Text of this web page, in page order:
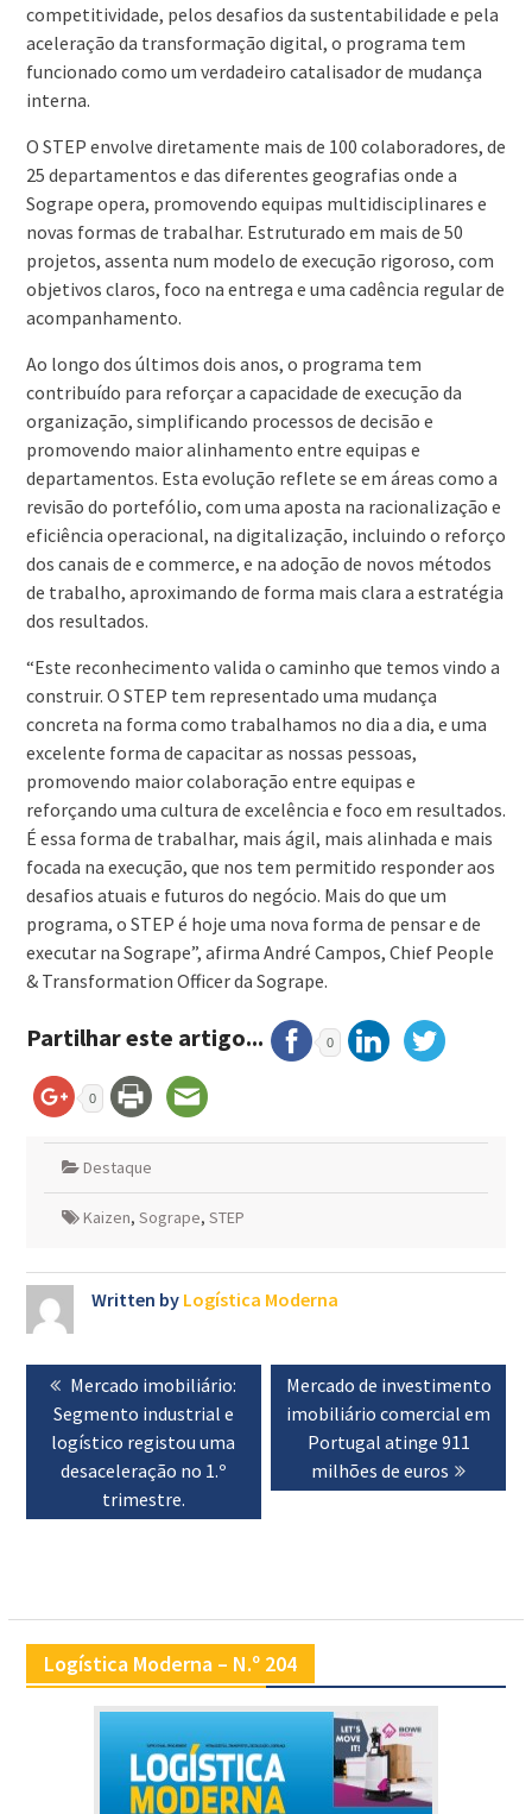
competitividade, pelos desafios da sustentabilidade e pela
aceleração da transformação digital, o programa tem
funcionado como um verdadeiro catalisador de mudança
interna.
O STEP envolve diretamente mais de 100 colaboradores, de
25 departamentos e das diferentes geografias onde a
Sogrape opera, promovendo equipas multidisciplinares e
novas formas de trabalhar. Estruturado em mais de 50
projetos, assenta num modelo de execução rigoroso, com
objetivos claros, foco na entrega e uma cadência regular de
acompanhamento.
Ao longo dos últimos dois anos, o programa tem
contribuído para reforçar a capacidade de execução da
organização, simplificando processos de decisão e
promovendo maior alinhamento entre equipas e
departamentos. Esta evolução reflete se em áreas como a
revisão do portefólio, com uma aposta na racionalização e
eficiência operacional, na digitalização, incluindo o reforço
dos canais de e commerce, e na adoção de novos métodos
de trabalho, aproximando de forma mais clara a estratégia
dos resultados.
“Este reconhecimento valida o caminho que temos vindo a
construir. O STEP tem representado uma mudança
concreta na forma como trabalhamos no dia a dia, e uma
excelente forma de capacitar as nossas pessoas,
promovendo maior colaboração entre equipas e
reforçando uma cultura de excelência e foco em resultados.
É essa forma de trabalhar, mais ágil, mais alinhada e mais
focada na execução, que nos tem permitido responder aos
desafios atuais e futuros do negócio. Mais do que um
programa, o STEP é hoje uma nova forma de pensar e de
executar na Sogrape”, afirma André Campos, Chief People
& Transformation Officer da Sogrape.
Partilhar este artigo... 0
0
Destaque
Kaizen, Sogrape, STEP
Written by Logística Moderna
Navegação
de
artigos
Previous
post:
Mercado imobiliário:
Segmento industrial e
logístico registou uma
desaceleração no 1.º
trimestre.
Next
post:
Mercado de investimento
imobiliário comercial em
Portugal atinge 911
milhões de euros
Logística Moderna – N.º 204